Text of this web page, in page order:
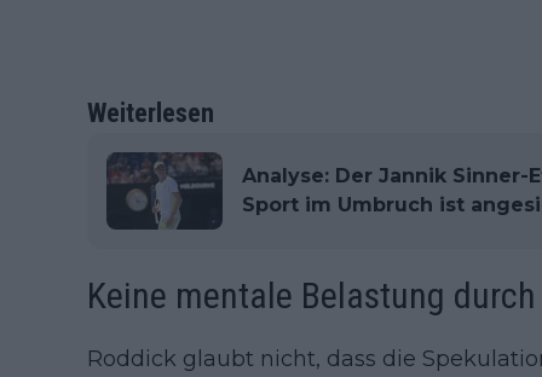
Weiterlesen
Analyse: Der Jannik
Sport im Umbruch ist
Keine mentale Belastung durch
Roddick glaubt nicht, dass die